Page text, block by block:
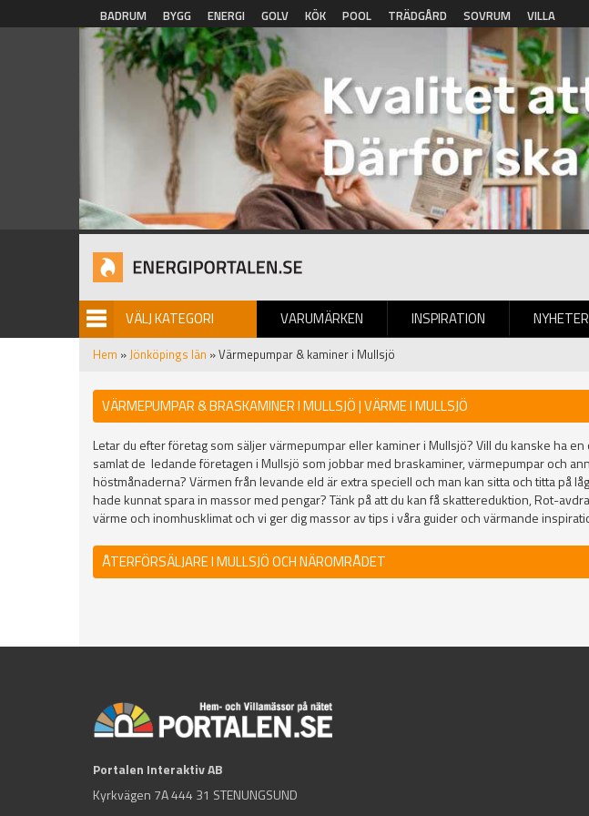
Hoppa till huvudinnehåll
BADRUM BYGG ENERGI GOLV KÖK POOL TRÄDGÅRD SOVRUM VILLA
VÄLJ KATEGORI VARUMÄRKEN INSPIRATION NYHETER
BILDGALLERI
Hem »Jönköpings län » Värmepumpar & kaminer i Mullsjö
VÄRMEPUMPAR & BRASKAMINER I MULLSJÖ | VÄRME I MULLSJÖ
Letar du efter företag som säljer värmepumpar eller kaminer i Mullsjö? Vill du kanske ha
samlat de ledande företagen i Mullsjö som jobbar med braskaminer, värmepumpar och
höstmånaderna? Värmen från levande eld är extra speciell och man kan sitta och titta på
hade kunnat spara in massor med pengar? Tänk på att du kan få skattereduktion, Rot-
värme och inomhusklimat och vi ger dig massor av tips i våra guider och värmande
ÅTERFÖRSÄLJARE I MULLSJÖ OCH NÄROMRÅDET
Portalen Interaktiv AB
Kyrkvägen 7A 444 31 STENUNGSUND